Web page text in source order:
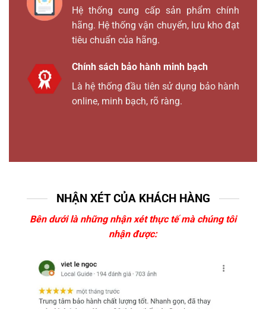
Hệ thống cung cấp sản phẩm chính
hãng. Hệ thống vận chuyển, lưu kho đạt
tiêu chuẩn của hãng.
Chính sách bảo hành minh bạch
Là hệ thống đầu tiên sử dụng bảo hành
online, minh bạch, rõ ràng.
NHẬN XÉT CỦA KHÁCH HÀNG
Bên dưới là những nhận xét thực tế mà chúng tôi
nhận được: